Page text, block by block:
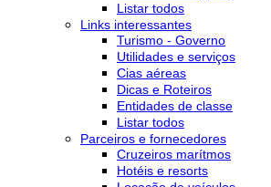
Listar todos
Links interessantes
Turismo - Governo
Utilidades e serviços
Cias aéreas
Dicas e Roteiros
Entidades de classe
Listar todos
Parceiros e fornecedores
Cruzeiros marítmos
Hotéis e resorts